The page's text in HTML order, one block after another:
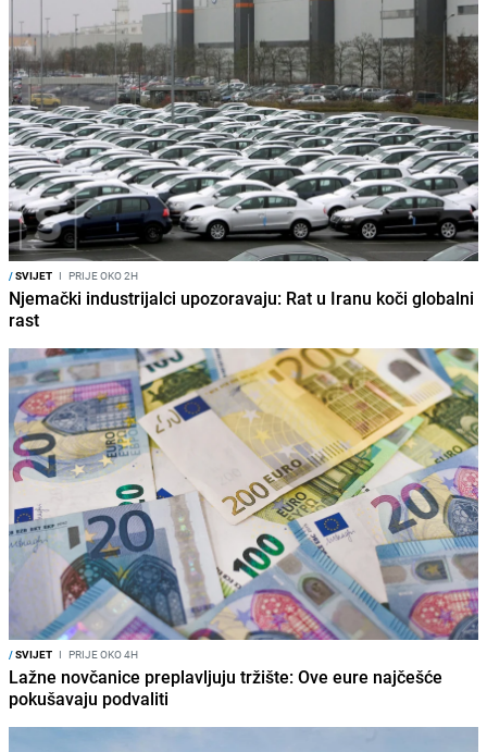
/SVIJET I PRIJE OKO 2H
Njemački industrijalci upozoravaju: Rat u Iranu koči globalni
rast
/SVIJET I PRIJE OKO 4H
Lažne novčanice preplavljuju tržište: Ove eure najčešće
pokušavaju podvaliti